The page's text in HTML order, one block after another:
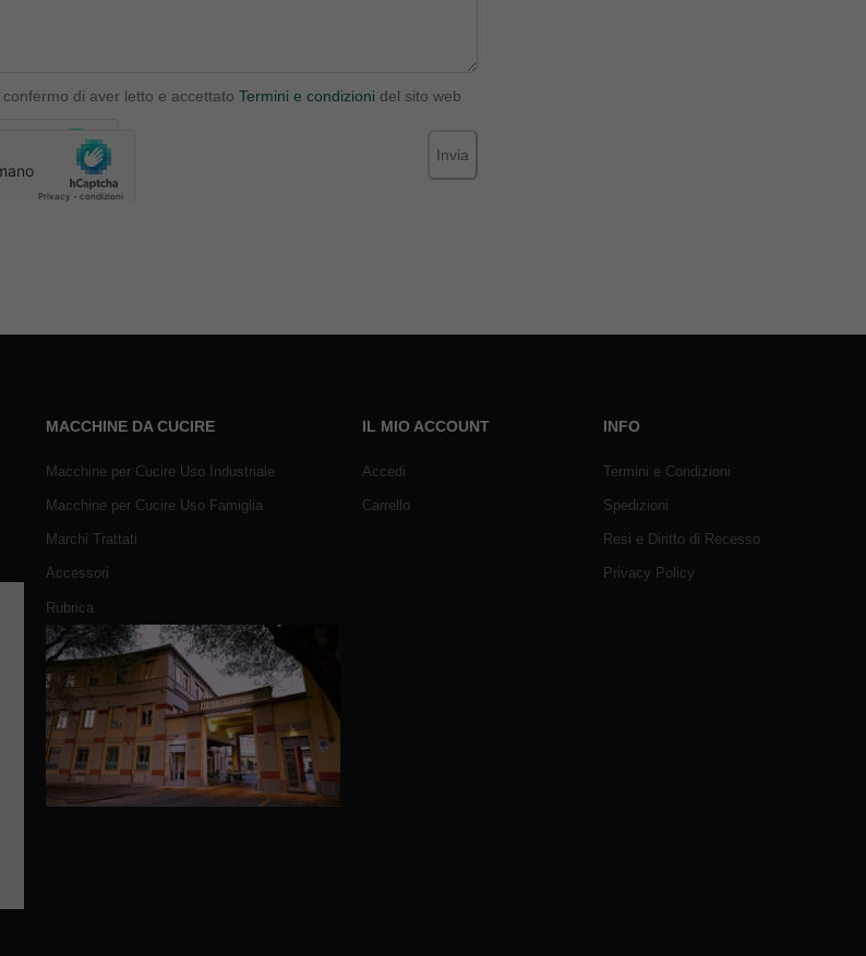
di aver letto e accettato Termini e condizioni del sito web
Invia
MACCHINE DA CUCIRE
Macchine per Cucire Uso Industriale
Macchine per Cucire Uso Famiglia
Marchi Trattati
Accessori
Rubrica
IL MIO ACCOUNT
Accedi
Carrello
INFO
Termini e Condizioni
Spedizioni
Resi e Diritto di Recesso
Privacy Policy